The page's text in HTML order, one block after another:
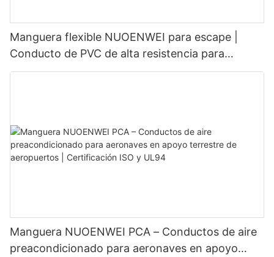
Manguera flexible NUOENWEI para escape |
Conducto de PVC de alta resistencia para
presión negativa con espiral de alambre de acero
Manguera NUOENWEI PCA – Conductos de aire
preacondicionado para aeronaves en apoyo